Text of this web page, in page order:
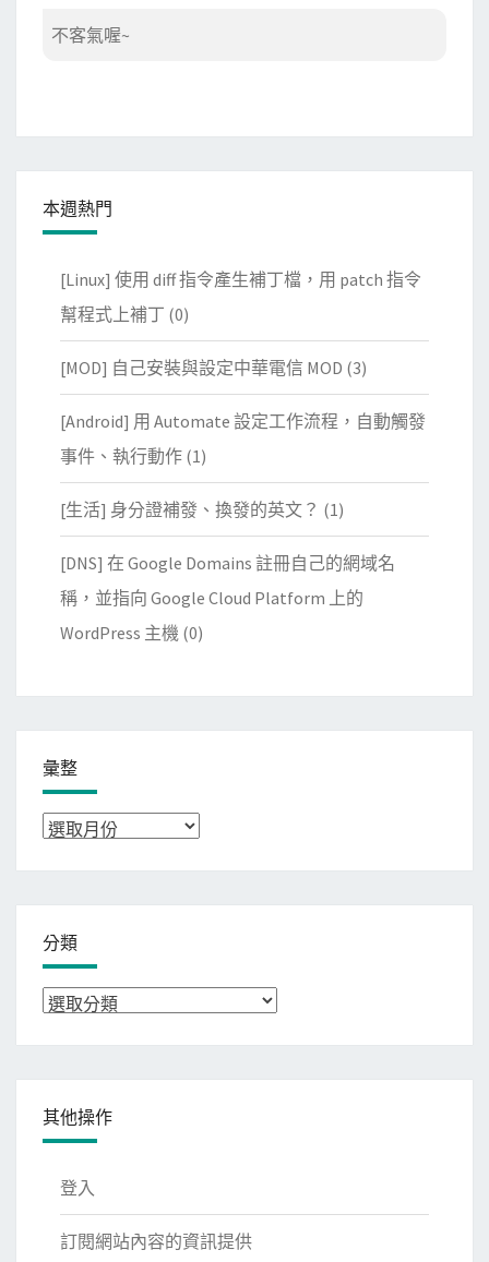
不客氣喔~
本週熱門
[Linux] 使用 diff 指令產生補丁檔，用 patch 指令
幫程式上補丁 (0)
[MOD] 自己安裝與設定中華電信 MOD (3)
[Android] 用 Automate 設定工作流程，自動觸發
事件、執行動作 (1)
[生活] 身分證補發、換發的英文？ (1)
[DNS] 在 Google Domains 註冊自己的網域名
稱，並指向 Google Cloud Platform 上的
WordPress 主機 (0)
彙整
彙
分類
分
其他操作
登入
訂閱網站內容的資訊提供